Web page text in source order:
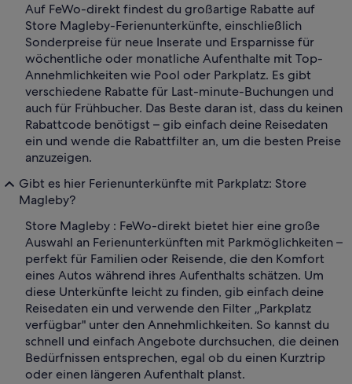
Auf FeWo-direkt findest du großartige Rabatte auf
Store Magleby-Ferienunterkünfte, einschließlich
Sonderpreise für neue Inserate und Ersparnisse für
wöchentliche oder monatliche Aufenthalte mit Top-
Annehmlichkeiten wie Pool oder Parkplatz. Es gibt
verschiedene Rabatte für Last-minute-Buchungen und
auch für Frühbucher. Das Beste daran ist, dass du keinen
Rabattcode benötigst – gib einfach deine Reisedaten
ein und wende die Rabattfilter an, um die besten Preise
anzuzeigen.
Gibt es hier Ferienunterkünfte mit Parkplatz: Store
Magleby?
Store Magleby : FeWo-direkt bietet hier eine große
Auswahl an Ferienunterkünften mit Parkmöglichkeiten –
perfekt für Familien oder Reisende, die den Komfort
eines Autos während ihres Aufenthalts schätzen. Um
diese Unterkünfte leicht zu finden, gib einfach deine
Reisedaten ein und verwende den Filter „Parkplatz
verfügbar" unter den Annehmlichkeiten. So kannst du
schnell und einfach Angebote durchsuchen, die deinen
Bedürfnissen entsprechen, egal ob du einen Kurztrip
oder einen längeren Aufenthalt planst.